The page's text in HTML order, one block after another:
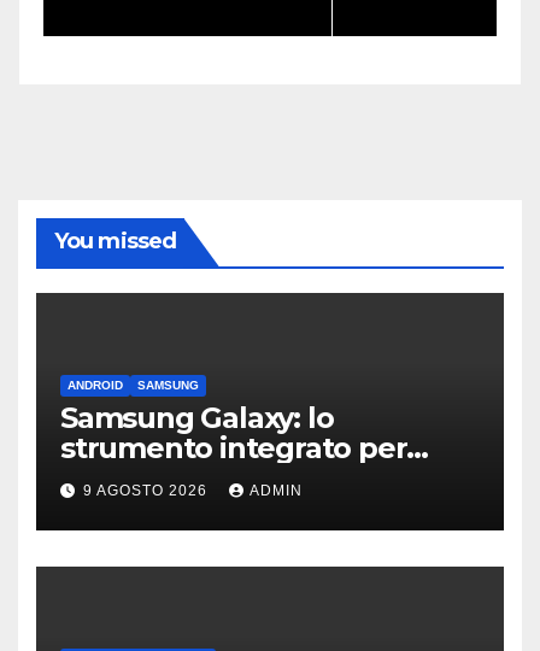
You missed
ANDROID SAMSUNG
Samsung Galaxy: lo
strumento integrato per
liberare spazio sullo
smartphone
9 AGOSTO 2026 ADMIN